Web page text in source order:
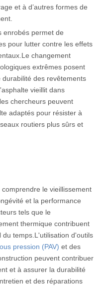
et à d’autres formes de
enrobés permet de
pour lutter contre les effets
changement
extrêmes posent
des revêtements
vieillit dans
chercheurs peuvent
adaptés pour résister à
routiers plus sûrs et
le vieillissement
et la performance
tels que le
thermique contribuent
du temps.L'utilisation d'outils
pression (PAV) et des
peuvent contribuer
et à assurer la durabilité
et des réparations